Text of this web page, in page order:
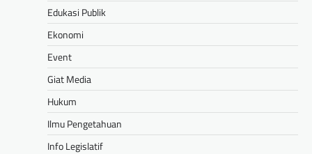
Edukasi Publik
Ekonomi
Event
Giat Media
Hukum
Ilmu Pengetahuan
Info Legislatif